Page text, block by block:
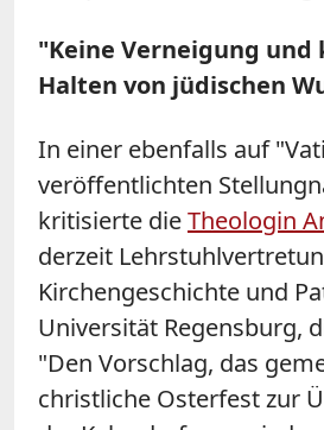
"Keine Verneigung und
Halten von jüdischen
In einer ebenfalls auf
veröffentlichten
kritisierte dieTheologin
derzeit
Kirchengeschichte und
Universität Regensburg,
"Den Vorschlag, das
christliche Osterfest zur